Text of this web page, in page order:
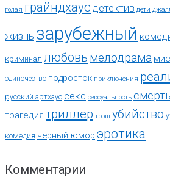
голая грайндхаус детектив дети
жизнь зарубежный
криминал любовь мелодрама
одиночество подросток приключения
русский артхаус секс сексуальность смерть
трагедия триллер трэш убийство
комедия чёрный юмор эротика
Комментарии